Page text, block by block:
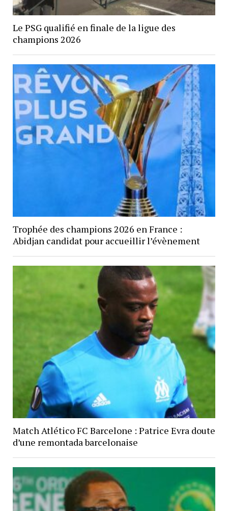
Le PSG qualifié en finale de la ligue des
champions 2026
Trophée des champions 2026 en France :
Abidjan candidat pour accueillir l’évènement
Match Atlético FC Barcelone : Patrice Evra doute
d’une remontada barcelonaise